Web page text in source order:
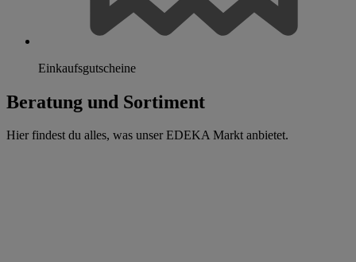
Einkaufsgutscheine
Beratung und Sortiment
Hier findest du alles, was unser EDEKA Markt anbietet.